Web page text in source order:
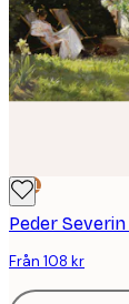
DEAL
Från 108 kr